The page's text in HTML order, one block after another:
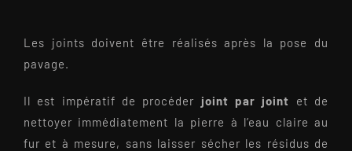
Les joints doivent être réalisés après la pose du
pavage.
Il est impératif de procéder joint par joint et de
nettoyer immédiatement la pierre à l’eau claire au
fur et à mesure, sans laisser sécher les résidus de